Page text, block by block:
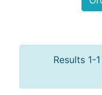
Results 1-